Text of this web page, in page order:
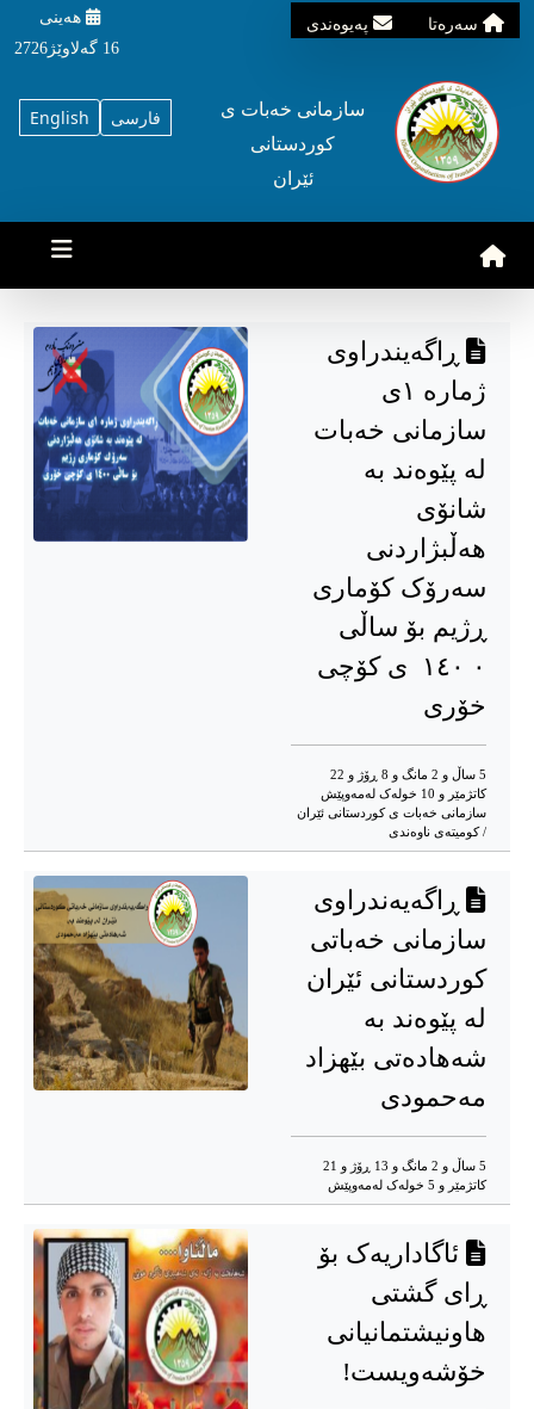
سه‌ره‌تا په‌یوه‌ندی
هه‌ینی
16 گه‌لاوێژ2726
English فارسی
سازمانی خه‌بات ی
کوردستانی
ئێران
ڕاگەیندراوی
ژمارە ١ی
سازمانی خەبات
لە پێوەند بە
شانۆی
هەڵبژاردنی
سەرۆک کۆماری
ڕژیم بۆ ساڵی
١٤٠ ٠ ی کۆچی
خۆری
5 ساڵ و 2 مانگ و 8 ڕۆژ و 22
کاتژمێر و 10 خوله‌ک له‌مه‌وپێش‌
سازمانی خەبات ی کوردستانی ئێران
/ کومیتەی ناوەندی
ڕاگەیەندراوی
سازمانی خەباتی
کوردستانی ئێران
لە پێوەند بە
شەهادەتی بێهزاد
مەحمودی
5 ساڵ و 2 مانگ و 13 ڕۆژ و 21
کاتژمێر و 5 خوله‌ک له‌مه‌وپێش‌
ئاگاداریەک بۆ
ڕای گشتی
هاونیشتمانیانی
خۆشەویست!